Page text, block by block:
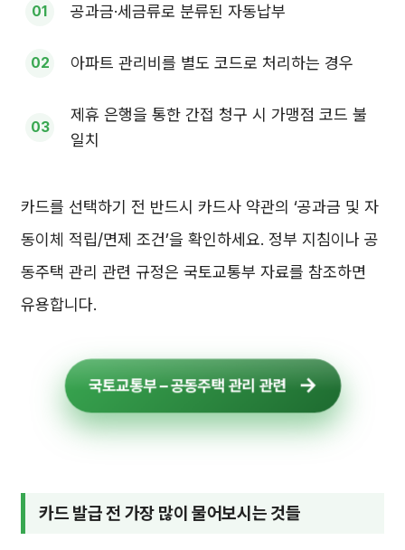
공과금·세금류로 분류된 자동납부
아파트 관리비를 별도 코드로 처리하는 경우
제휴 은행을 통한 간접 청구 시 가맹점 코드 불
일치
카드를 선택하기 전 반드시 카드사 약관의 ‘공과금 및 자
동이체 적립/면제 조건’을 확인하세요. 정부 지침이나 공
동주택 관리 관련 규정은 국토교통부 자료를 참조하면
유용합니다.
국토교통부 – 공동주택 관리 관련
카드 발급 전 가장 많이 물어보시는 것들